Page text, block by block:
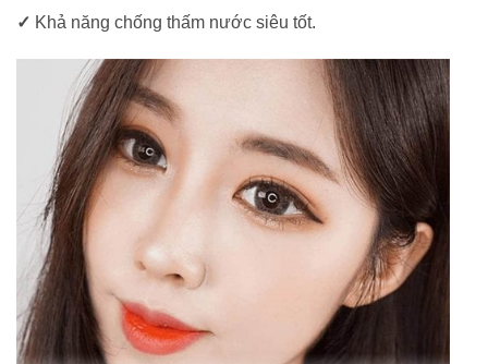
✓ Khả năng chống thấm nước siêu tốt.